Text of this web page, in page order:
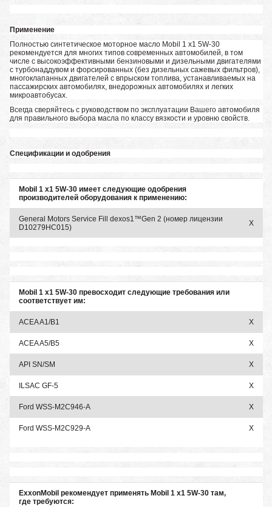
Применение
Полностью синтетическое моторное масло Mobil 1 x1 5W-30
рекомендуется для многих типов современных автомобилей, в том
числе с высокоэффективными бензиновыми и дизельными двигателями
с турбонаддувом и форсированных (без дизельных сажевых фильтров),
многоклапанных двигателей с впрыском топлива, устанавливаемых на
пассажирских автомобилях, внедорожных автомобилях и легких
микроавтобусах.
Всегда сверяйтесь с руководством по эксплуатации Вашего автомобиля
для правильного выбора масла по классу вязкости и уровню свойств.
Спецификации и одобрения
Mobil 1 x1 5W-30 имеет следующие одобрения
производителей оборудования к применению:
General Motors Service Fill dexos1™Gen 2 (номер лицензии
D10279HC015)
X
Mobil 1 x1 5W-30 превосходит следующие требования или
соответствует им:
ACEA A1/B1 X
ACEA A5/B5 X
API SN/SM X
ILSAC GF-5 X
Ford WSS-M2C946-A X
Ford WSS-M2C929-A X
ExxonMobil рекомендует применять Mobil 1 x1 5W-30 там,
где требуются: